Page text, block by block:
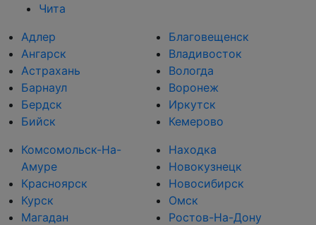
Чита
Адлер
Ангарск
Астрахань
Барнаул
Бердск
Бийск
Благовещенск
Владивосток
Вологда
Воронеж
Иркутск
Кемерово
Комсомольск-На-
Амуре
Красноярск
Курск
Магадан
Находка
Новокузнецк
Новосибирск
Омск
Ростов-На-Дону